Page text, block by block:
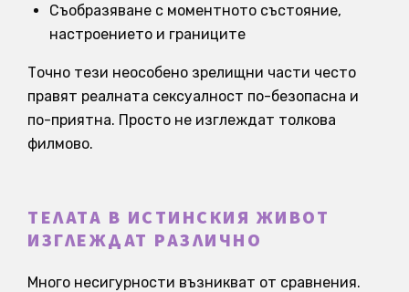
Съобразяване с моментното състояние,
настроението и границите
Точно тези неособено зрелищни части често
правят реалната сексуалност по-безопасна и
по-приятна. Просто не изглеждат толкова
филмово.
ТЕЛАТА В ИСТИНСКИЯ ЖИВОТ
ИЗГЛЕЖДАТ РАЗЛИЧНО
Много несигурности възникват от сравнения.